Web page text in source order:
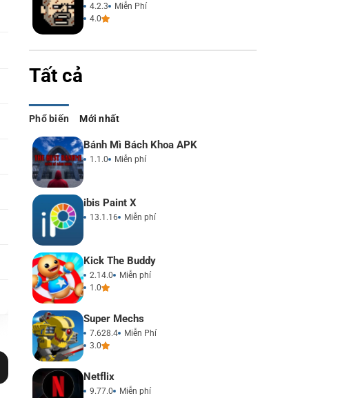
4.2.3
Miễn Phí
4.0
Tất cả
Phổ biến Mới nhất
Bánh Mì Bách Khoa APK
1.1.0 Miễn phí
ibis Paint X
13.1.16 Miễn phí
Kick The Buddy
2.14.0
Miễn phí
1.0
Super Mechs
7.628.4
Miễn Phí
3.0
Netflix
9.77.0 Miễn phí